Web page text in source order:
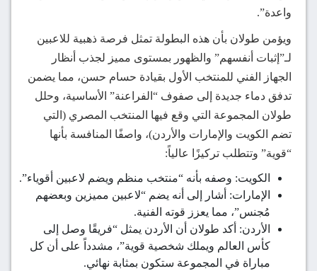
واعدة”.
ويؤمن طولان بأن هذه البطولة تمثل فرصة ذهبية للاعبين
لـ”إثبات أنفسهم” والظهور بمستوى مميز لجذب أنظار
الجهاز الفني للمنتخب الأول بقيادة حسام حسن، مما يضمن
تدفق دماء جديدة إلى صفوف “الفراعنة” الأساسية، وحلل
طولان المجموعة التي وقع فيها المنتخب المصري (التي
تضم الكويت والإمارات والأردن)، واصفًا المنافسة بأنها
“قوية” وتتطلب تركيزًا عالياً:
الكويت: وصفه بأنه “منتخب منظم ويضم لاعبين أقوياء”.
الإمارات: أشار إلى أنه يضم “لاعبين مميزين وبعضهم
مُجنس”، مما يعزز قوته الفنية.
الأردن: أكد طولان أن الأردن يمثل “فريقًا وصل إلى
كأس العالم ويملك شخصية قوية”، مشدداً على أن كل
مباراة في المجموعة ستكون بمثابة نهائي.